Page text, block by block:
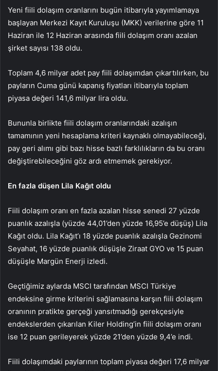
Yeni fiili dolaşım oranlarını bugün itibarıyla yayımlamaya
başlayan Merkezi Kayıt Kuruluşu (MKK) verilerine göre 11
Haziran ile 12 Haziran arasında fiili dolaşım oranı azalan
şirket sayısı 138 oldu.
Toplam 4,6 milyar adet pay fiili dolaşımdan çıkartılırken, bu
payların Cuma günü kapanış fiyatları itibarıyla toplam
piyasa değeri 141,6 milyar lira oldu.
Bununla birlikte fiili dolaşım oranlarındaki azalışın
tamamının yeni hesaplama kriteri kaynaklı olmayabileceği,
pay geri alımı gibi bazı hisse bazlı farklılıkların da bu oranı
değiştirebileceğini göz ardı etmemek gerekiyor.
En fazla düşen Lila Kağıt oldu
Fiili dolaşım oranı en fazla azalan hisse senedi 27 yüzde
puanlık azalışla (yüzde 44,01’den yüzde 16,95’e düşüş) Lila
Kağıt oldu. Lila Kağıt’ı 18 yüzde puanlık azalışla Gezinomi
Seyahat, 16 yüzde puanlık düşüşle Ziraat GYO ve 15 puan
düşüşle Margün Enerji izledi.
Geçtiğimiz aylarda MSCI tarafından MSCI Türkiye
endeksine girme kriterini sağlamasına karşın fiili dolaşım
oranının pratikte gerçeği yansıtmadığı gerekçesiyle
endekslerden çıkarılan Kiler Holding’in fiili dolaşım oranı
ise 12 puan gerileyerek yüzde 21’den yüzde 9,4’e indi.
Fiili dolaşımdaki paylarının toplam piyasa değeri 17,6 milyar